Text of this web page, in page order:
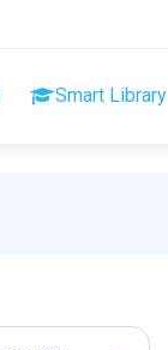
Smart Library